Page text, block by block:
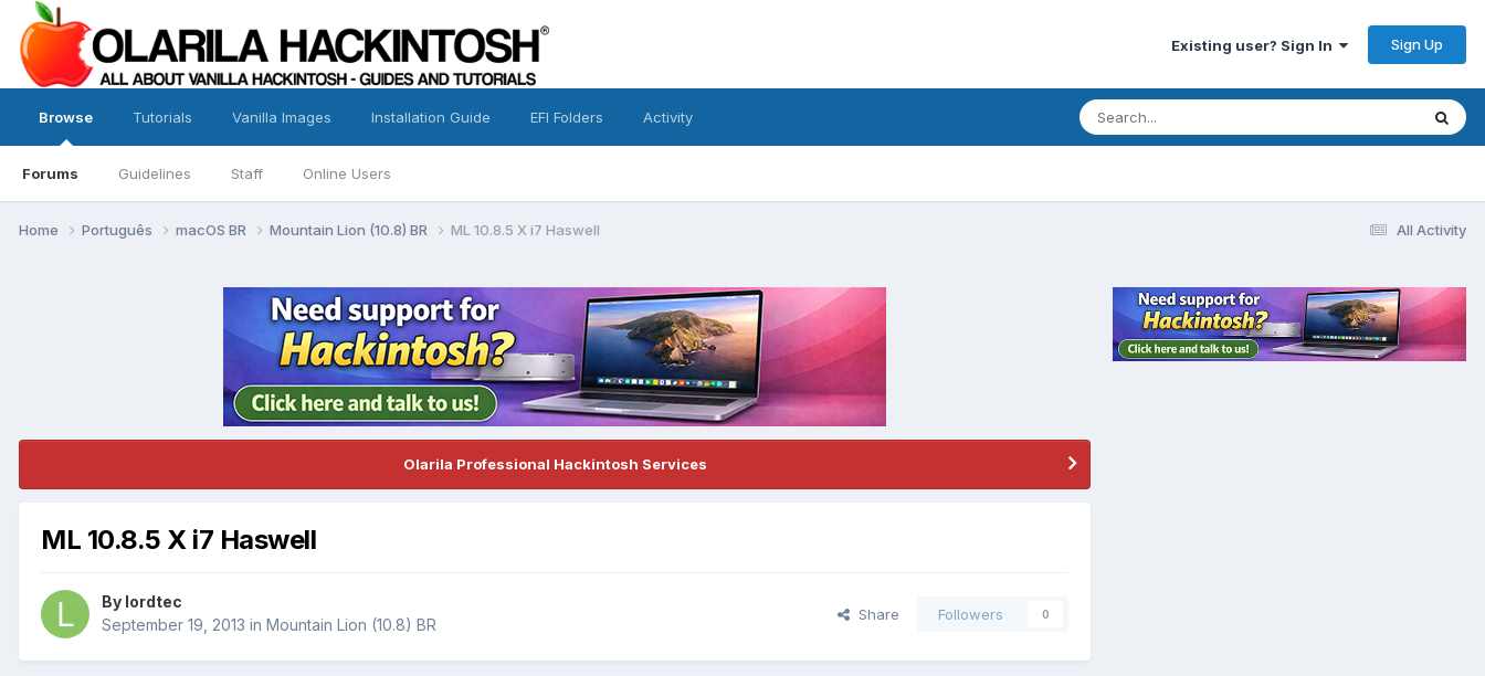
Existing user? Sign In Sign Up
Browse
Forums Guidelines Staff Online Users
Tutorials Vanilla Images Installation Guide EFI Folders Activity
All Activity
Home Português macOS BR Mountain Lion (10.8) BR ML 10.8.5 X i7 Haswell
Olarila Professional Hackintosh Services
ML 10.8.5 X i7 Haswell
By lordtec
September 19, 2013 in Mountain Lion (10.8) BR
Share Followers 0